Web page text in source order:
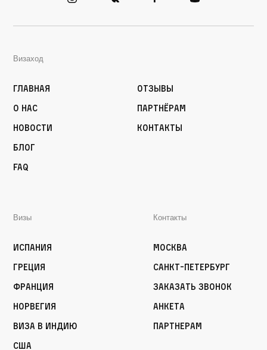
Визаход
Главная
О нас
Новости
Блог
FAQ
Отзывы
Партнёрам
Контакты
Визы
Испания
Греция
Франция
Норвегия
Виза в Индию
США
Контакты
Москва
Санкт-Петербург
Заказать звонок
Анкета
Партнерам